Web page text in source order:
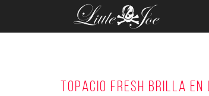
TOPACIO FRESH BRILLA